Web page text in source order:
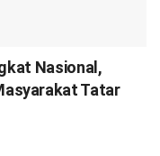
Nasional,
Tatar